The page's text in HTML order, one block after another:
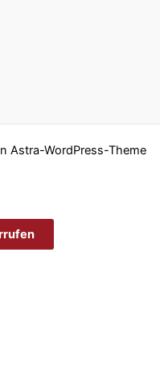
Astra-WordPress-Theme